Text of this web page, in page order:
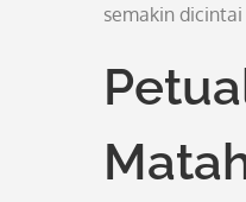
semakin